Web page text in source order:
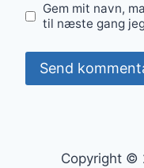
Gem mit navn,
til næste gang
Copyright ©